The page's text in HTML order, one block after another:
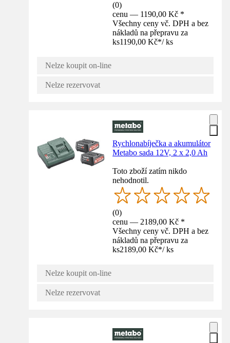
(0)
cenu — 1190,00 Kč *
Všechny ceny vč. DPH a bez
nákladů na přepravu za
ks1190,00 Kč*/ ks
Nelze koupit on-line
Nelze rezervovat
Rychlonabíječka a akumulátor
Metabo sada 12V, 2 x 2,0 Ah
Toto zboží zatím nikdo
nehodnotil.
(0)
cenu — 2189,00 Kč *
Všechny ceny vč. DPH a bez
nákladů na přepravu za
ks2189,00 Kč*/ ks
Nelze koupit on-line
Nelze rezervovat